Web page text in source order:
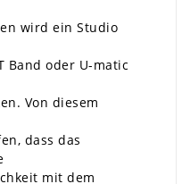
wird ein Studio
Band oder U-matic
Von diesem
dass das
mit dem